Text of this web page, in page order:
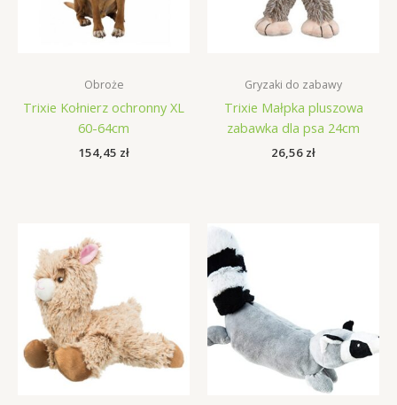
Obroże
Trixie Kołnierz ochronny XL
60-64cm
154,45 zł
Gryzaki do zabawy
Trixie Małpka pluszowa
zabawka dla psa 24cm
26,56 zł